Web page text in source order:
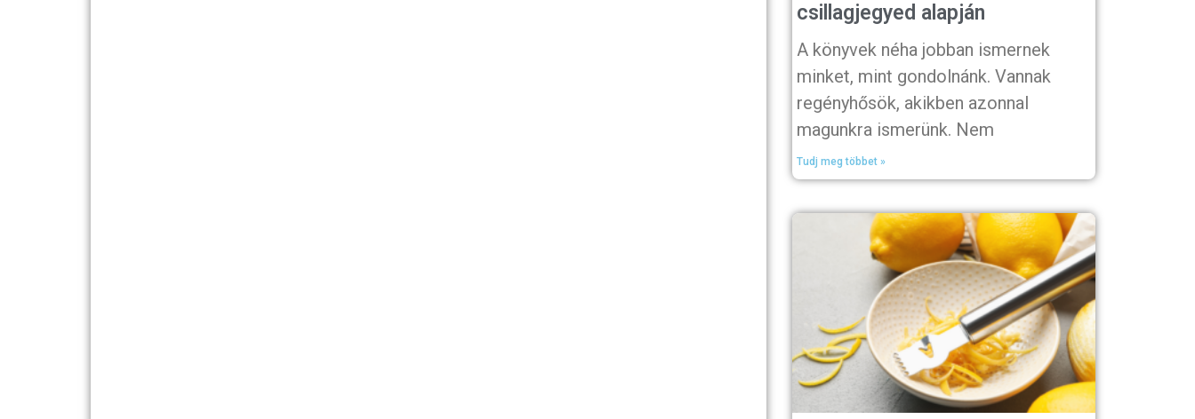
csillagjegyed alapján
A könyvek néha jobban ismernek
minket, mint gondolnánk. Vannak
regényhősök, akikben azonnal
magunkra ismerünk. Nem
Tudj meg többet »